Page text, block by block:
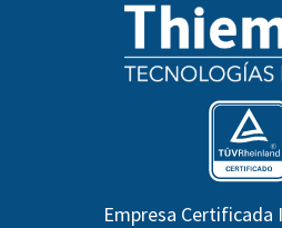
Empresa Certificada